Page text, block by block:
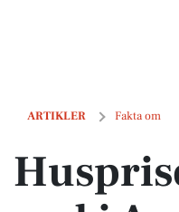
ARTIKLER Fakta om
Huspriserne går ned i